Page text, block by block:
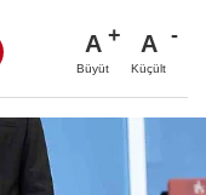
A
Büyüt
A
Küçült